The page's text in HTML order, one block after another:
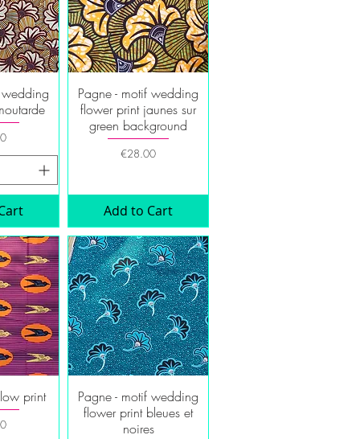
Quick View
Pagne - motif wedding
flower print jaunes sur
green background
Price
€28.00
Add to Cart
print Quick View
Pagne - motif wedding
flower print bleues et
noires